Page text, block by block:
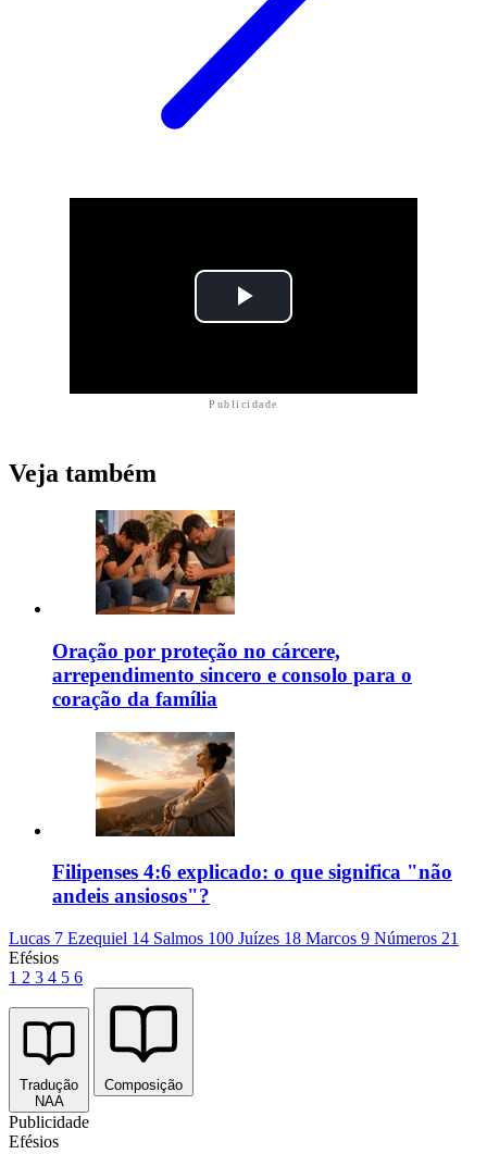
Publicidade
Veja também
Oração por proteção no cárcere,
arrependimento sincero e consolo para o
coração da família
Filipenses 4:6 explicado: o que significa "não
andeis ansiosos"?
Lucas 7 Ezequiel 14 Salmos 100 Juízes 18 Marcos 9 Números 21
Efésios
1 2 3 4 5 6
Tradução
NAA
Composição
Publicidade
Efésios